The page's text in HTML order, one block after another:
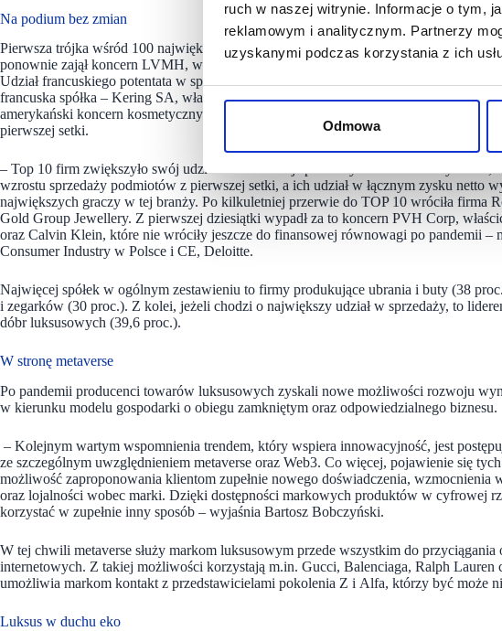
ruch w naszej witrynie. Informacje o tym,
reklamowym i analitycznym. Partnerzy
uzyskanymi podczas korzystania z ich
Odmowa
Na podium bez zmian
Pierwsza trójka wśród 100 największych producentów dóbr luksusowych pozostaje
ponownie zajął koncern LVMH, w którego portfolio znajdują się marki takie jak
Udział francuskiego potentata w sprzedaży wygenerowanej przez TOP 10 wynosi aż
francuska spółka – Kering SA, właściciel marek Gucci czy Yves Saint Laurent. Na
amerykański koncern kosmetyczny Estee Lauder. Producenci z TOP 10 wygenerowali
pierwszej setki.
– Top 10 firm zwiększyło swój udział w całkowitej sprzedaży dóbr luksusowych o
wzrostu sprzedaży podmiotów z pierwszej setki, a ich udział w łącznym zysku netto
największych graczy w tej branży. Po kilkuletniej przerwie do TOP 10 wróciła firma
Gold Group Jewellery. Z pierwszej dziesiątki wypadł za to koncern PVH Corp,
oraz Calvin Klein, które nie wróciły jeszcze do finansowej równowagi po pandemii –
Consumer Industry w Polsce i CE, Deloitte.
Najwięcej spółek w ogólnym zestawieniu to firmy produkujące ubrania i buty (38
i zegarków (30 proc.). Z kolei, jeżeli chodzi o największy udział w sprzedaży, to
dóbr luksusowych (39,6 proc.).
W stronę metaverse
Po pandemii producenci towarów luksusowych zyskali nowe możliwości rozwoju
w kierunku modelu gospodarki o obiegu zamkniętym oraz odpowiedzialnego biznesu.
– Kolejnym wartym wspomnienia trendem, który wspiera innowacyjność, jest
ze szczególnym uwzględnieniem metaverse oraz Web3. Co więcej, pojawienie się
możliwość zaproponowania klientom zupełnie nowego doświadczenia, wzmocnienia
oraz lojalności wobec marki. Dzięki dostępności markowych produktów w cyfrowej
korzystać w zupełnie inny sposób – wyjaśnia Bartosz Bobczyński.
W tej chwili metaverse służy markom luksusowym przede wszystkim do
internetowych. Z takiej możliwości korzystają m.in. Gucci, Balenciaga, Ralph Lauren
umożliwia markom kontakt z przedstawicielami pokolenia Z i Alfa, którzy być może
Luksus w duchu eko